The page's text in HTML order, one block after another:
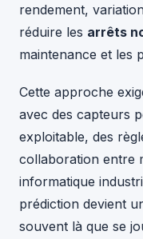
rendement,
réduire les arrêts
maintenance et les
Cette approche
avec des capteurs
exploitable, des
collaboration entre
informatique
prédiction devient
souvent là que se